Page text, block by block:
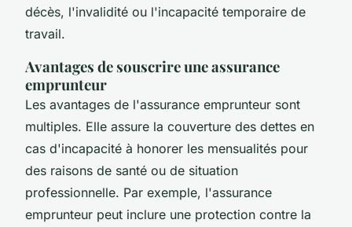
décès, l'invalidité ou l'incapacité temporaire de
travail.
Avantages de souscrire une assurance
emprunteur
Les avantages de l'assurance emprunteur sont
multiples. Elle assure la couverture des dettes en
cas d'incapacité à honorer les mensualités pour
des raisons de santé ou de situation
professionnelle. Par exemple, l'assurance
emprunteur peut inclure une protection contre la